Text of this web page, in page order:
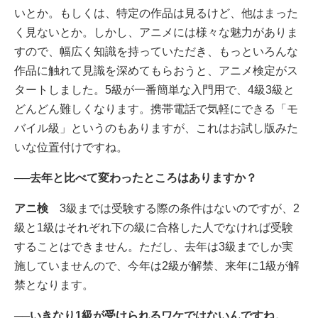
いとか。もしくは、特定の作品は見るけど、他はまった
く見ないとか。しかし、アニメには様々な魅力がありま
すので、幅広く知識を持っていただき、もっといろんな
作品に触れて見識を深めてもらおうと、アニメ検定がス
タートしました。5級が一番簡単な入門用で、4級3級と
どんどん難しくなります。携帯電話で気軽にできる「モ
バイル級」というのもありますが、これはお試し版みた
いな位置付けですね。
──去年と比べて変わったところはありますか？
アニ検 3級までは受験する際の条件はないのですが、2
級と1級はそれぞれ下の級に合格した人でなければ受験
することはできません。ただし、去年は3級までしか実
施していませんので、今年は2級が解禁、来年に1級が解
禁となります。
──いきなり1級が受けられるワケではないんですね。